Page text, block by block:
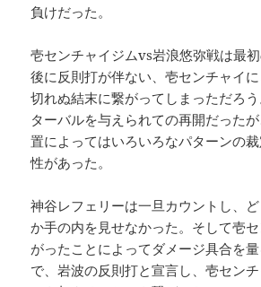
負けだった。
壱センチャイジムvs岩浪悠弥戦は最
後に反則打が伴ない、壱センチャイ
切れぬ結末に繋がってしまっただろ
ターバルを与えられての再開だった
置によってはいろいろなパターンの
性があった。
神谷レフェリーは一旦カウントし、
か手の内を見せなかった。そして壱
がったことによってダメージ具合を
で、岩波の反則打と宣言し、壱セン